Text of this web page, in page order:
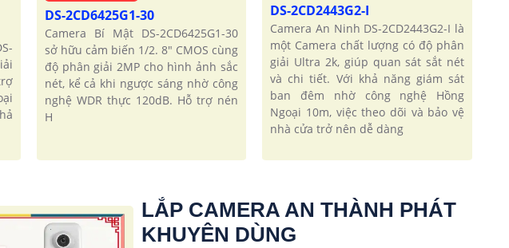
DS-2CD6425G1-30
Camera Bí Mật DS-2CD6425G1-30
sở hữu cảm biến 1/2. 8" CMOS cùng
độ phân giải 2MP cho hình ảnh sắc
nét, kể cả khi ngược sáng nhờ công
nghệ WDR thực 120dB. Hỗ trợ nén
H
DS-2CD2443G2-I
Camera An Ninh DS-2CD2443G2-I là
một Camera chất lượng có độ phân
giải Ultra 2k, giúp quan sát sắt nét
và chi tiết. Với khả năng giám sát
ban đêm nhờ công nghệ Hồng
Ngoại 10m, việc theo dõi và bảo vệ
nhà cửa trở nên dễ dàng
LẮP CAMERA AN THÀNH PHÁT
KHUYÊN DÙNG